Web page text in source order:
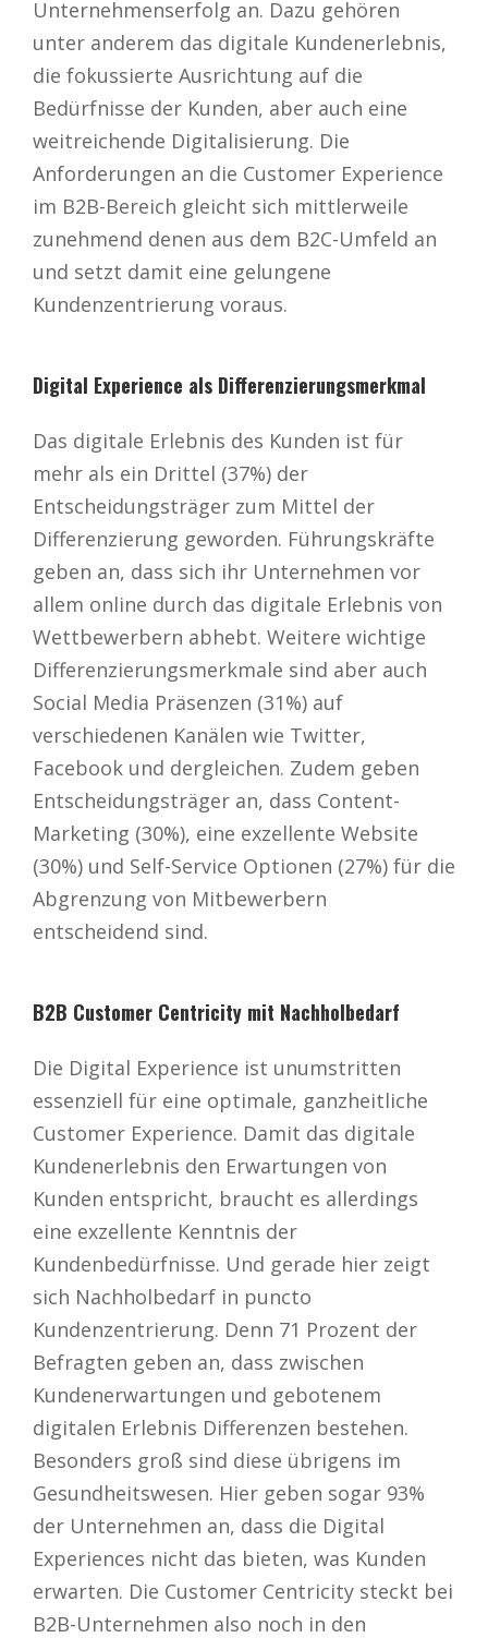
Unternehmenserfolg an. Dazu gehören
unter anderem das digitale Kundenerlebnis,
die fokussierte Ausrichtung auf die
Bedürfnisse der Kunden, aber auch eine
weitreichende Digitalisierung. Die
Anforderungen an die Customer Experience
im B2B-Bereich gleicht sich mittlerweile
zunehmend denen aus dem B2C-Umfeld an
und setzt damit eine gelungene
Kundenzentrierung voraus.
Digital Experience als Differenzierungsmerkmal
Das digitale Erlebnis des Kunden ist für
mehr als ein Drittel (37%) der
Entscheidungsträger zum Mittel der
Differenzierung geworden. Führungskräfte
geben an, dass sich ihr Unternehmen vor
allem online durch das digitale Erlebnis von
Wettbewerbern abhebt. Weitere wichtige
Differenzierungsmerkmale sind aber auch
Social Media Präsenzen (31%) auf
verschiedenen Kanälen wie Twitter,
Facebook und dergleichen. Zudem geben
Entscheidungsträger an, dass Content-
Marketing (30%), eine exzellente Website
(30%) und Self-Service Optionen (27%) für die
Abgrenzung von Mitbewerbern
entscheidend sind.
B2B Customer Centricity mit Nachholbedarf
Die Digital Experience ist unumstritten
essenziell für eine optimale, ganzheitliche
Customer Experience. Damit das digitale
Kundenerlebnis den Erwartungen von
Kunden entspricht, braucht es allerdings
eine exzellente Kenntnis der
Kundenbedürfnisse. Und gerade hier zeigt
sich Nachholbedarf in puncto
Kundenzentrierung. Denn 71 Prozent der
Befragten geben an, dass zwischen
Kundenerwartungen und gebotenem
digitalen Erlebnis Differenzen bestehen.
Besonders groß sind diese übrigens im
Gesundheitswesen. Hier geben sogar 93%
der Unternehmen an, dass die Digital
Experiences nicht das bieten, was Kunden
erwarten. Die Customer Centricity steckt bei
B2B-Unternehmen also noch in den